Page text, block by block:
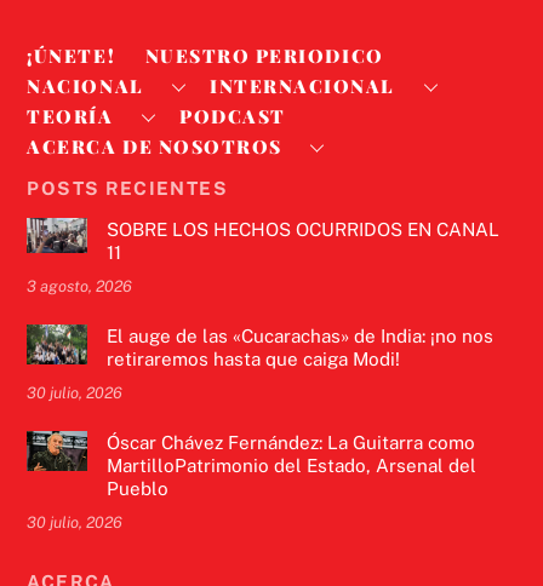
¡ÚNETE!
NUESTRO PERIODICO
NACIONAL
INTERNACIONAL
TEORÍA
PODCAST
ACERCA DE NOSOTROS
POSTS RECIENTES
SOBRE LOS HECHOS OCURRIDOS EN CANAL
11
3 agosto, 2026
El auge de las «Cucarachas» de India: ¡no nos
retiraremos hasta que caiga Modi!
30 julio, 2026
Óscar Chávez Fernández: La Guitarra como
MartilloPatrimonio del Estado, Arsenal del
Pueblo
30 julio, 2026
ACERCA